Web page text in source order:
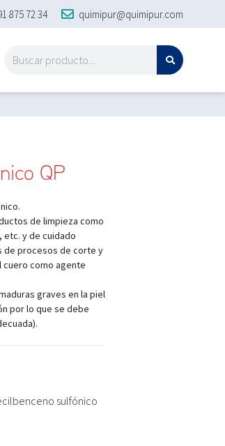
875 72 34 quimipur@quimipur.com
QP
de limpieza como
y de cuidado
de procesos de corte y
cuero como agente
graves en la piel
por lo que se debe
sulfónico